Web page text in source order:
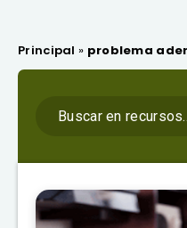
Principal » problema